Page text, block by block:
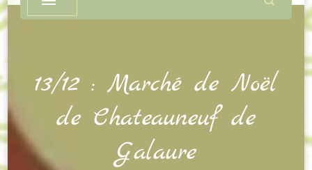
13/12 : Marché de Noël
de Chateauneuf de
Galaure